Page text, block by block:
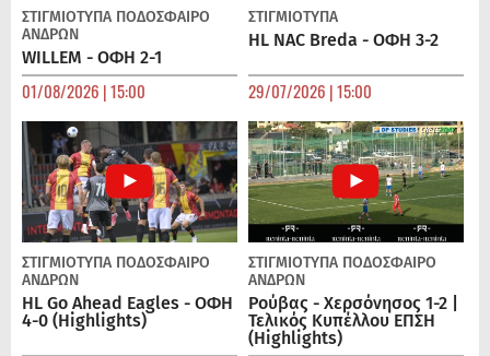
ΣΤΙΓΜΙΟΤΥΠΑ ΠΟΔΌΣΦΑΙΡΟ
ΑΝΔΡΏΝ
WILLEM - ΟΦΗ 2-1
01/08/2026 | 15:00
ΣΤΙΓΜΙΟΤΥΠΑ
HL NAC Breda - ΟΦΗ 3-2
29/07/2026 | 15:00
ΣΤΙΓΜΙΟΤΥΠΑ ΠΟΔΌΣΦΑΙΡΟ
ΑΝΔΡΏΝ
HL Go Ahead Eagles - ΟΦΗ
4-0 (Highlights)
ΣΤΙΓΜΙΟΤΥΠΑ ΠΟΔΌΣΦΑΙΡΟ
ΑΝΔΡΏΝ
Ρούβας - Χερσόνησος 1-2 |
Τελικός Κυπέλλου ΕΠΣΗ
(Highlights)